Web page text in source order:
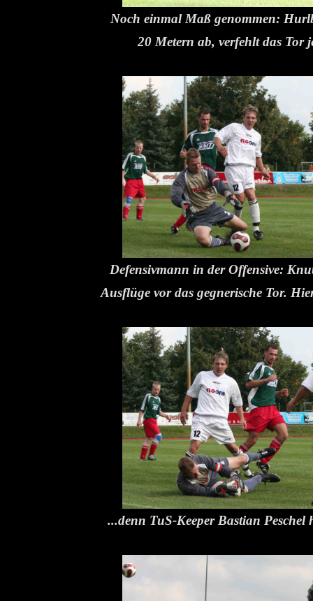
Noch einmal Maß genommen:
20 Metern ab, verfehlt das Tor
Defensivmann in der Offensive:
Ausflüge vor das gegnerische Tor.
...denn TuS-Keeper Bastian Peschel